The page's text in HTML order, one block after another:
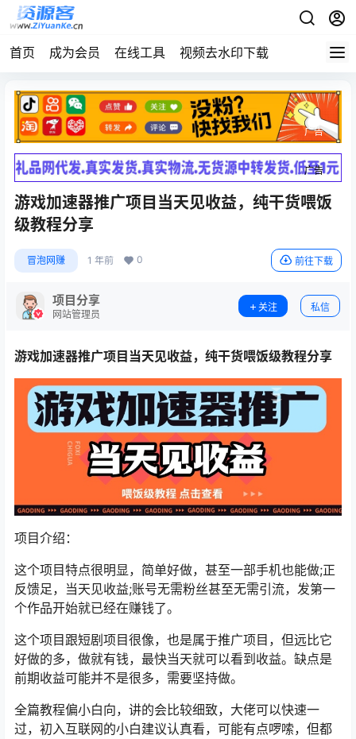
首页 成为会员 在线工具 视频去水印下载
广告
广告
游戏加速器推广项目当天见收益，纯干货喂饭
级教程分享
冒泡网赚 1 年前 0 前往下载
项目分享
网站管理员
关注 私信
游戏加速器推广项目当天见收益，纯干货喂饭级教程分享
项目介绍：
这个项目特点很明显，简单好做，甚至一部手机也能做;正
反馈足，当天见收益;账号无需粉丝甚至无需引流，发第一
个作品开始就已经在赚钱了。
这个项目跟短剧项目很像，也是属于推广项目，但远比它
好做的多，做就有钱，最快当天就可以看到收益。缺点是
前期收益可能并不是很多，需要坚持做。
全篇教程偏小白向，讲的会比较细致，大佬可以快速一
过，初入互联网的小白建议认真看，可能有点啰嗦，但都